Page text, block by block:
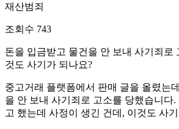
재산범죄
조회수 743
돈을 입금받고 물건을 안 보내 사기죄로
것도 사기가 되나요?
중고거래 플랫폼에서 판매 글을 올렸는
을 안 보내 사기죄로 고소를 당했습니다.
고 했는데 사정이 생긴 건데, 이것도 사